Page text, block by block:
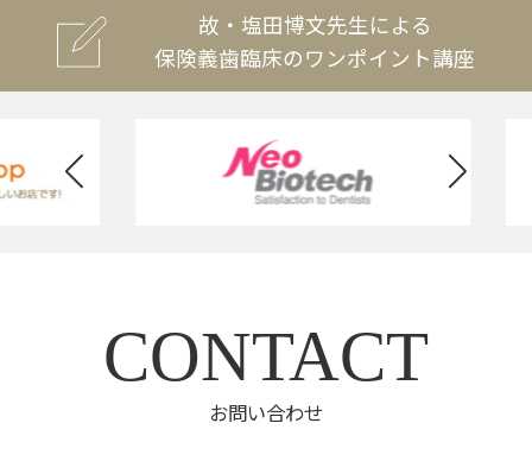
故・塩田博文先生による
保険義歯臨床のワンポイント講座
CONTACT
お問い合わせ